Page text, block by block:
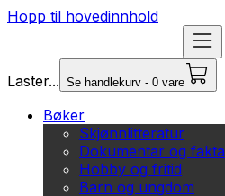
Hopp til hovedinnhold
Laster... Se handlekurv - 0 vare
Bøker
Skjønnlitteratur
Dokumentar og fakta
Hobby og fritid
Barn og ungdom